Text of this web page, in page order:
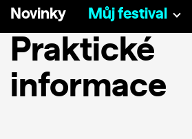
Novinky Můj festival
Praktické
informace